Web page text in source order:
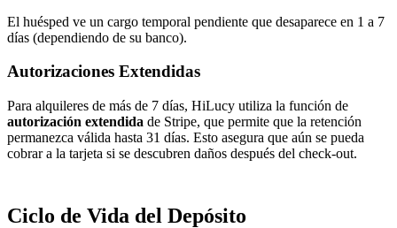
El huésped ve un cargo temporal pendiente que desaparece en 1 a 7
días (dependiendo de su banco).
Autorizaciones Extendidas
Para alquileres de más de 7 días, HiLucy utiliza la función de
autorización extendida de Stripe, que permite que la retención
permanezca válida hasta 31 días. Esto asegura que aún se pueda
cobrar a la tarjeta si se descubren daños después del check-out.
Ciclo de Vida del Depósito